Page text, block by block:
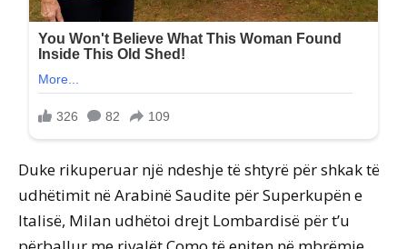
Duke rikuperuar një ndeshje të shtyrë për shkak të
udhëtimit në Arabinë Saudite për Superkupën e
Italisë, Milan udhëtoi drejt Lombardisë për t’u